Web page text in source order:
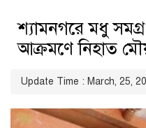
শ্যামনগরে মধু
আক্রমণে নিহাত
Update Time : March, 25,